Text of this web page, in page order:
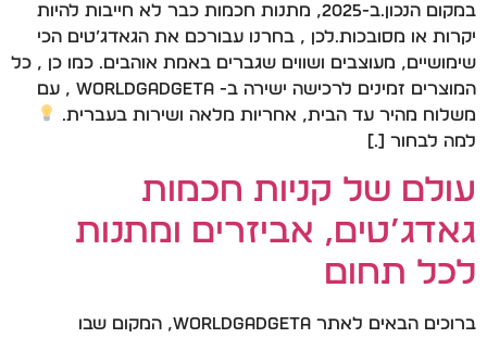
במקום הנכון.ב-2025, מתנות חכמות כבר לא חייבות להיות
יקרות או מסובכות.לכן , בחרנו עבורכם את הגאדג’טים הכי
שימושיים, מעוצבים ושווים שגברים באמת אוהבים. כמו כן , כל
המוצרים זמינים לרכישה ישירה ב- WorldGadgeta , עם
משלוח מהיר עד הבית, אחריות מלאה ושירות בעברית.
למה לבחור […]
עולם של קניות חכמות
גאדג’טים, אביזרים ומתנות
לכל תחום
ברוכים הבאים לאתר WorldGadgeta, המקום שבו